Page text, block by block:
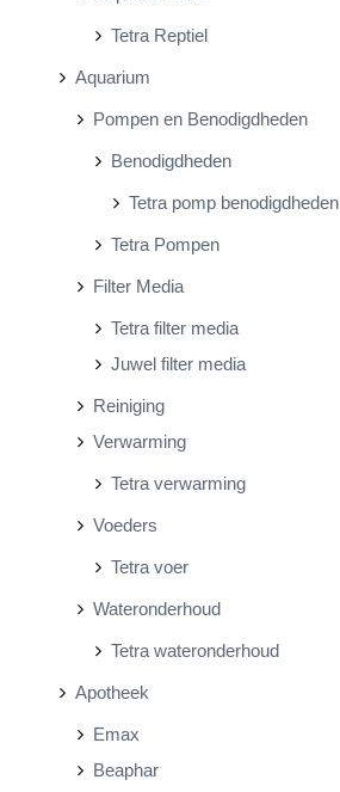
Tetra Reptiel
Aquarium
Pompen en Benodigdheden
Benodigdheden
Tetra pomp benodigdheden
Tetra Pompen
Filter Media
Tetra filter media
Juwel filter media
Reiniging
Verwarming
Tetra verwarming
Voeders
Tetra voer
Wateronderhoud
Tetra wateronderhoud
Apotheek
Emax
Beaphar